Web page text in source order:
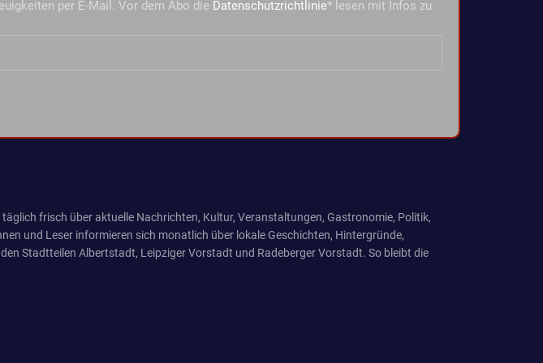
per E-Mail. Vor dem Abo die Datenschutzrichtlinie* lesen mit Infos zu
frisch über aktuelle Nachrichten, Kultur, Veranstaltungen, Gastronomie, Politik,
und Leser informieren sich monatlich über lokale Geschichten, Hintergründe,
Stadtteilen Albertstadt, Leipziger Vorstadt und Radeberger Vorstadt. So bleibt die